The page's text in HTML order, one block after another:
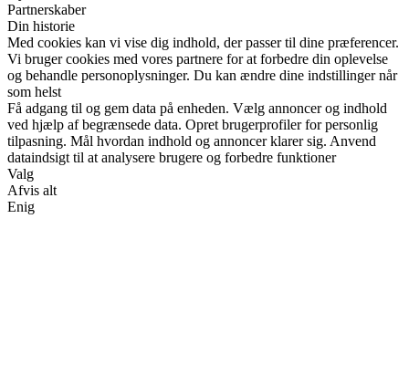
Partnerskaber
Din historie
Med cookies kan vi vise dig indhold, der passer til dine præferencer.
Vi bruger cookies med vores partnere for at forbedre din oplevelse
og behandle personoplysninger. Du kan ændre dine indstillinger når
som helst
Få adgang til og gem data på enheden. Vælg annoncer og indhold
ved hjælp af begrænsede data. Opret brugerprofiler for personlig
tilpasning. Mål hvordan indhold og annoncer klarer sig. Anvend
dataindsigt til at analysere brugere og forbedre funktioner
Valg
Afvis alt
Enig